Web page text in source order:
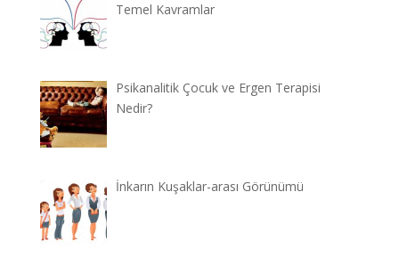
Temel Kavramlar
Psikanalitik Çocuk ve Ergen Terapisi
Nedir?
İnkarın Kuşaklar-arası Görünümü